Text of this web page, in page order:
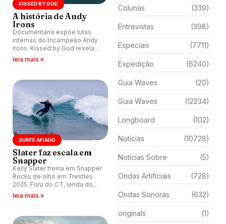
KISSED BY GOD
A história de Andy
Irons
Documentário expõe lutas
internas do tricampeão Andy
Irons. Kissed by God revela
bastidores da glória e da dor.
leia mais »
SURFE AFIADO
Slater faz escala em
Snapper
Kelly Slater treina em Snapper
Rocks de olho em Trestles
2025. Fora do CT, lenda do
surfe mantém ritmo forte na
setembro.
leia mais »
Colunas (339)
Entrevistas (398)
Especiais (7711)
Expedição (6240)
Guia Waves (20)
Guia Waves (12234)
Longboard (102)
Notícias (10728)
Notícias Sobre (5)
Ondas Artificiais (728)
Ondas Sonoras (632)
originals (1)